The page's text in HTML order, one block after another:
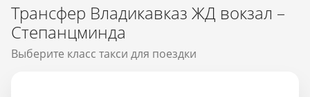
Трансфер Владикавказ ЖД вокзал –
Степанцминда
Выберите класс такси для поездки